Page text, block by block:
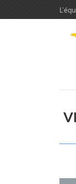
Aller au contenu